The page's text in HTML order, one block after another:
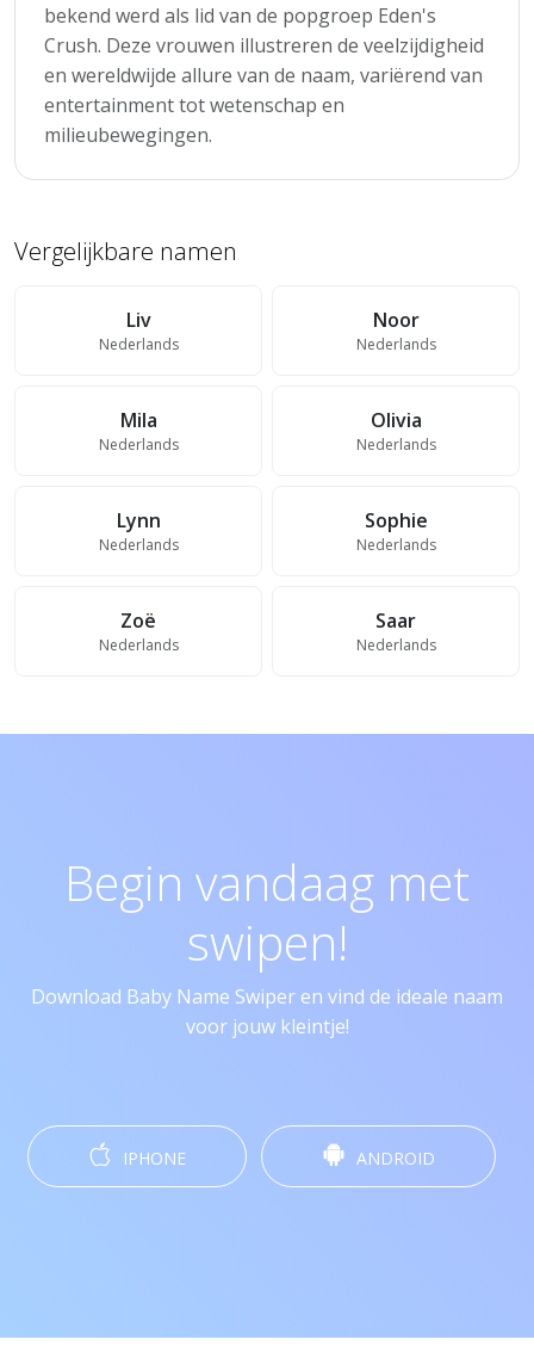
bekend werd als lid van de popgroep Eden's
Crush. Deze vrouwen illustreren de veelzijdigheid
en wereldwijde allure van de naam, variërend van
entertainment tot wetenschap en
milieubewegingen.
Vergelijkbare namen
Liv
Nederlands
Noor
Nederlands
Mila
Nederlands
Olivia
Nederlands
Lynn
Nederlands
Sophie
Nederlands
Zoë
Nederlands
Saar
Nederlands
Begin vandaag met
swipen!
Download Baby Name Swiper en vind de ideale naam
voor jouw kleintje!
IPHONE ANDROID